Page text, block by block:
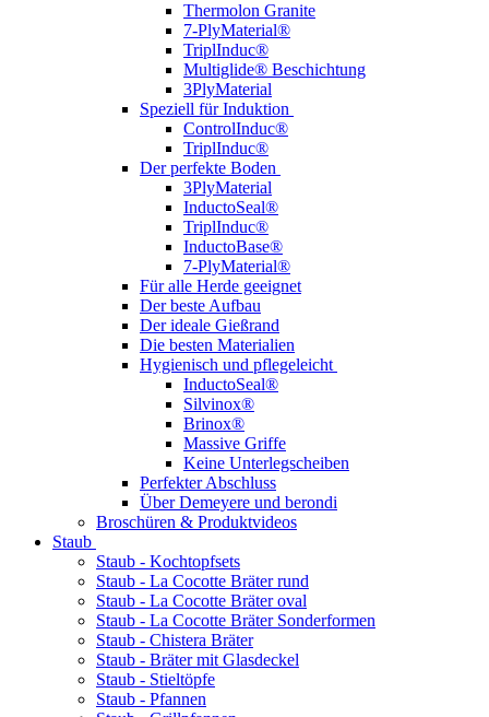
Thermolon Granite
7-PlyMaterial®
TriplInduc®
Multiglide® Beschichtung
3PlyMaterial
Speziell für Induktion
ControlInduc®
TriplInduc®
Der perfekte Boden
3PlyMaterial
InductoSeal®
TriplInduc®
InductoBase®
7-PlyMaterial®
Für alle Herde geeignet
Der beste Aufbau
Der ideale Gießrand
Die besten Materialien
Hygienisch und pflegeleicht
InductoSeal®
Silvinox®
Brinox®
Massive Griffe
Keine Unterlegscheiben
Perfekter Abschluss
Über Demeyere und berondi
Broschüren & Produktvideos
Staub
Staub - Kochtopfsets
Staub - La Cocotte Bräter rund
Staub - La Cocotte Bräter oval
Staub - La Cocotte Bräter Sonderformen
Staub - Chistera Bräter
Staub - Bräter mit Glasdeckel
Staub - Stieltöpfe
Staub - Pfannen